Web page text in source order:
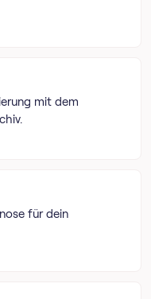
mit dem
für dein